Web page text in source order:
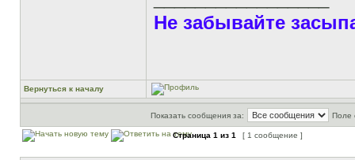
Не забывайте
Вернуться к началу
Показать сообщения за: Поле
Страница 1 из 1 [ 1 сообщение ]